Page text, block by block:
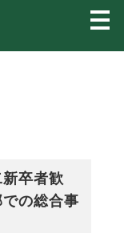
メ
ニ
ー
新卒者歓
の総合事